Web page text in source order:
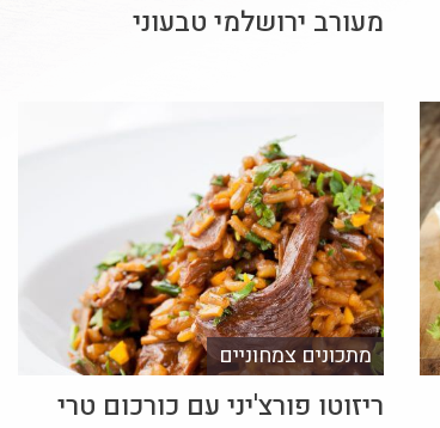
מעורב ירושלמי טבעוני
מתכונים צמחוניים
ריזוטו פורצ'יני עם כורכום טרי